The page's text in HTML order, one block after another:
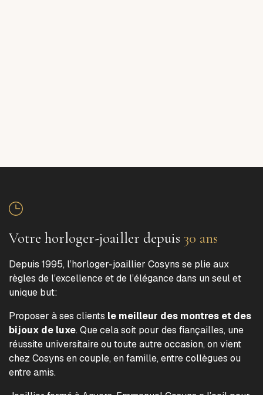
Votre horloger-joailler depuis 30 ans
Depuis 1995, l’horloger-joaillier Cosyns se plie aux
règles de l’excellence et de l’élégance dans un seul et
unique but:
Proposer à ses clients le meilleur des montres et des
bijoux de luxe. Que cela soit pour des fiançailles, une
réussite universitaire ou toute autre occasion, on vient
chez Cosyns en couple, en famille, entre collègues ou
entre amis.